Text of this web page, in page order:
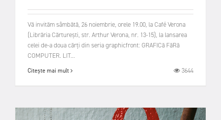
Vă invităm sâmbătă, 26 noiembrie, orele 19.00, la Café Verona
(Librăria Cărturești, str. Arthur Verona, nr. 13-15), la lansarea
celei de-a doua cărți din seria graphicfront: GRAFICă FăRă
COMPUTER. LIT...
Citește mai mult 3644